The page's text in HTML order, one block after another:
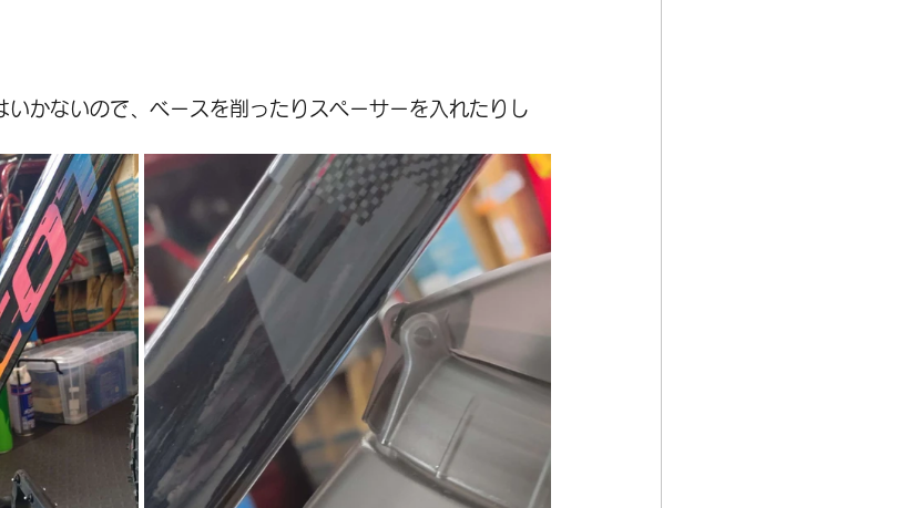
いかないので、ベースを削ったりスペーサーを入れたりし